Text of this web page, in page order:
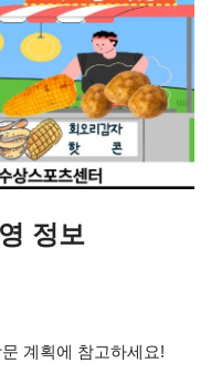
정보
계획에 참고하세요!